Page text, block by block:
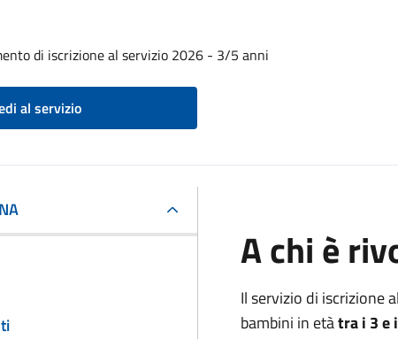
di iscrizione al servizio 2026 - 3/5 anni
al servizio
A chi è
Il servizio di iscrizione al
bambini in etàtra i 3 e